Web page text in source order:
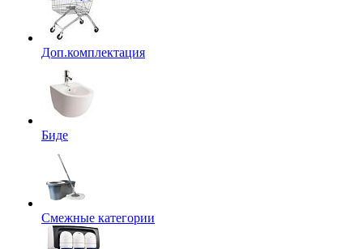
Доп.комплектация
Биде
Смежные категории